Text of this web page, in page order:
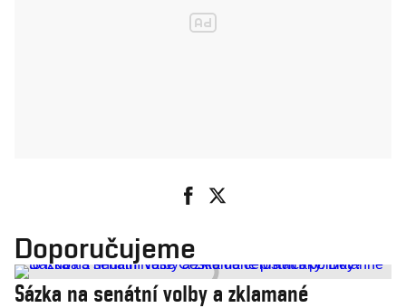
Doporučujeme
Sázka na senátní volby a zklamané